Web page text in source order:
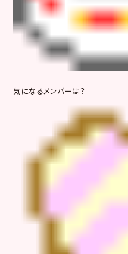
気になるメンバーは？